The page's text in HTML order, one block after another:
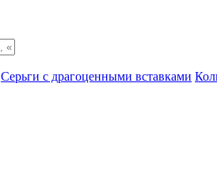
Серьги с драгоценными вставками